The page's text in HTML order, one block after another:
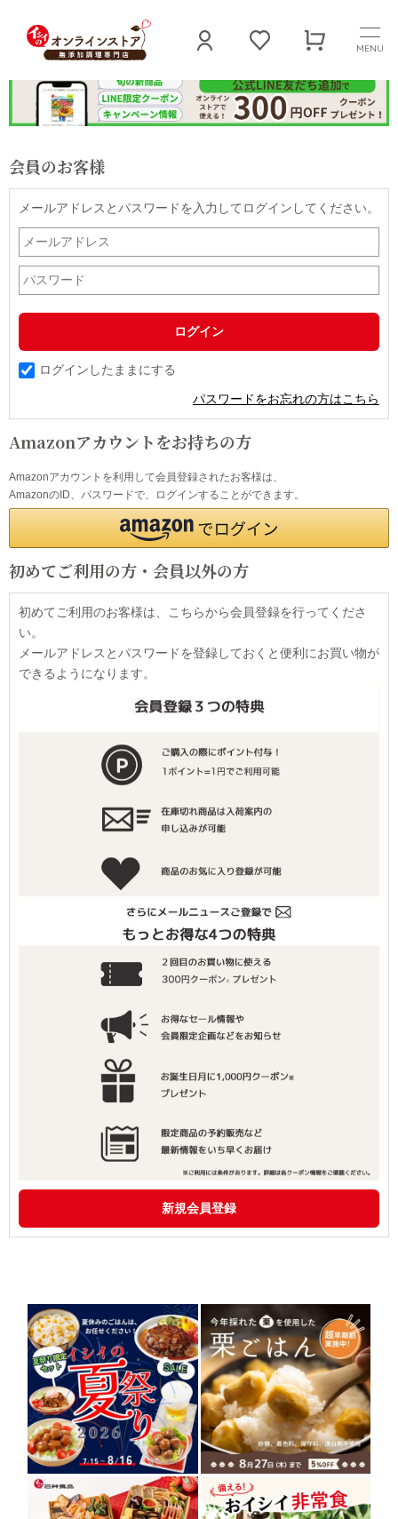
MENU
会員のお客様
メールアドレスとパスワードを入力してログインしてください。
ログインしたままにする
パスワードをお忘れの方はこちら
Amazonアカウントをお持ちの方
Amazonアカウントを利用して会員登録されたお客様は、
AmazonのID、パスワードで、ログインすることができます。
初めてご利用の方・会員以外の方
初めてご利用のお客様は、こちらから会員登録を行ってくださ
い。
メールアドレスとパスワードを登録しておくと便利にお買い物が
できるようになります。